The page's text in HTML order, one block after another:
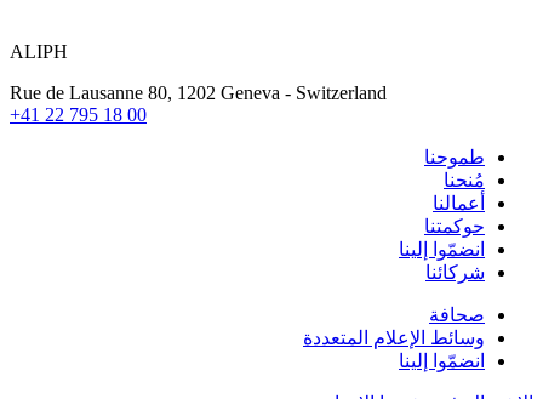
ALIPH
Rue de Lausanne 80, 1202 Geneva - Switzerland
+41 22 795 18 00
طموحنا
مُنحنا
أعمالنا
حوكمتنا
انضمّوا إلينا
شركائنا
صحافة
وسائط الإعلام المتعددة
انضمّوا إلينا